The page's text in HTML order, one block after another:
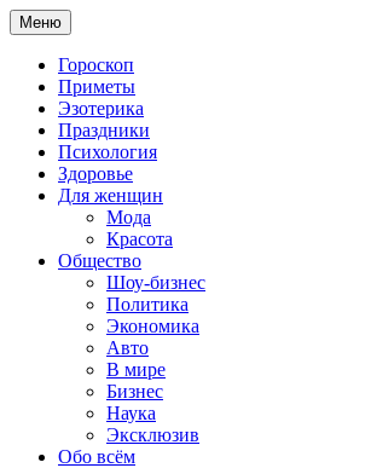
Меню
Гороскоп
Приметы
Эзотерика
Праздники
Психология
Здоровье
Для женщин
Мода
Красота
Общество
Шоу-бизнес
Политика
Экономика
Авто
В мире
Бизнес
Наука
Эксклюзив
Обо всём